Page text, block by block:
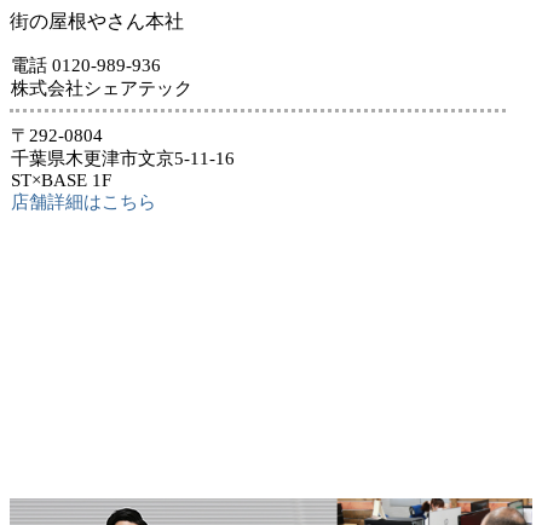
街の屋根やさん本社
電話 0120-989-936
株式会社シェアテック
〒292-0804
千葉県木更津市文京5-11-16
ST×BASE 1F
店舗詳細はこちら